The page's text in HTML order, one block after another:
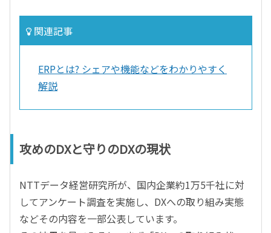
関連記事
ERPとは? シェアや機能などをわかりやすく
解説
攻めのDXと守りのDXの現状
NTTデータ経営研究所が、国内企業約1万5千社に対
してアンケート調査を実施し、DXへの取り組み実態
などその内容を一部公表しています。